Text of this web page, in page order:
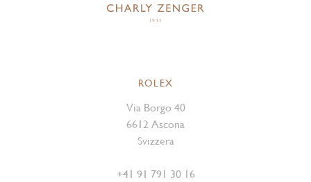
ROLEX
Via Borgo 40
6612 Ascona
Svizzera
+41 91 791 30 16